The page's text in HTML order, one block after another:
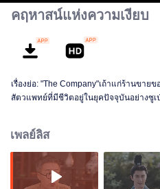
คฤหาสน์แห่งความเงียบ
เรื่องย่อ: "The Company"เถ้าแก่ร้านขา
สัตวแพทย์ที่มีชีวิตอยู่ในยุคปัจจุบันอย่างซูเ
ในแง่ดี
เพลย์ลิส